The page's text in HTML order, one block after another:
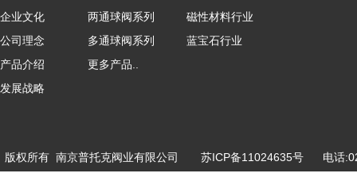
企业文化
公司理念
产品介绍
发展战略
两通球阀系列
多通球阀系列
更多产品..
磁性材料行业
蓝宝石行业
版权所有 南京普托克阀业有限公司 苏ICP备11024635号 电话